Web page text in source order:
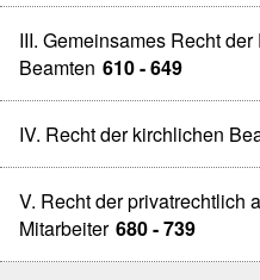
III. Gemeinsames Recht
Beamten 610 - 649
IV. Recht der kirchlichen
V. Recht der privatrechtlich
Mitarbeiter 680 - 739